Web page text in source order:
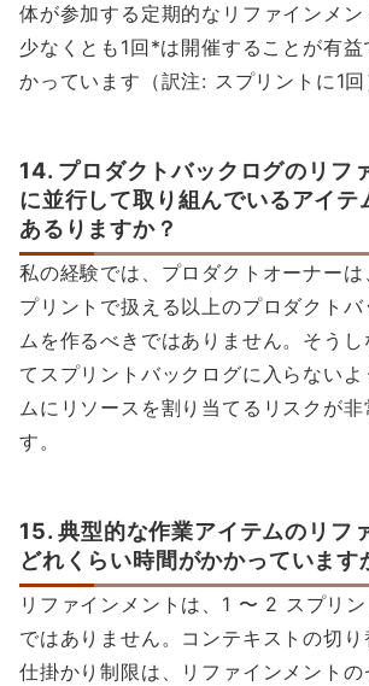
体が参加する定期的なリファインメン
少なくとも1回*は開催することが有益
かっています（訳注: スプリントに1回
14. プロダクトバックログのリフ
に並行して取り組んでいるアイテ
あるりますか？
私の経験では、プロダクトオーナー
プリントで扱える以上のプロダクト
ムを作るべきではありません。そうし
てスプリントバックログに入らない
ムにリソースを割り当てるリスクが非
す。
15. 典型的な作業アイテムのリフ
どれくらい時間がかかっています
リファインメントは、1 〜 2 スプリ
ではありません。コンテキストの切
仕掛かり制限は、リファインメントの